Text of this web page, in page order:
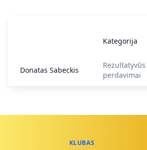
Kategorija
Donatas Sabeckis
Rezultatyvūs
perdavimai
KLUBAS